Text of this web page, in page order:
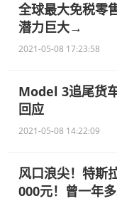
全球最大免税零
潜力巨大→
2021-05-08 17:23:58
Model 3追尾货
回应
2021-05-08 14:22:09
风口浪尖！特斯
000元！曾一年